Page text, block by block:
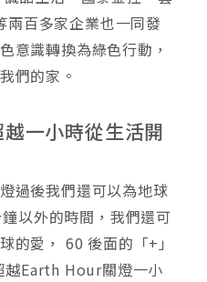
百多家企業也一同發
意識轉換為綠色行動，
們的家。
一小時從生活開
過後我們還可以為地球
以外的時間，我們還可
的愛， 60 後面的「+」
越Earth Hour關燈一小